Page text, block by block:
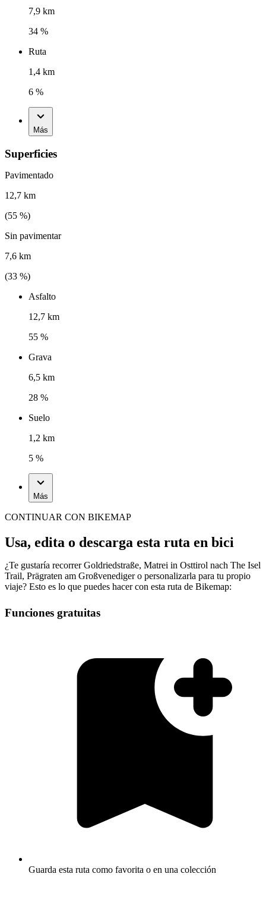
7,9 km
34 %
Ruta
1,4 km
6 %
Más
Superficies
Pavimentado
12,7 km
(55 %)
Sin pavimentar
7,6 km
(33 %)
Asfalto
12,7 km
55 %
Grava
6,5 km
28 %
Suelo
1,2 km
5 %
Más
CONTINUAR CON BIKEMAP
Usa, edita o descarga esta ruta en bici
¿Te gustaría recorrer Goldriedstraße, Matrei in Osttirol nach The Isel
Trail, Prägraten am Großvenediger o personalizarla para tu propio
viaje? Esto es lo que puedes hacer con esta ruta de Bikemap:
Funciones gratuitas
Guarda esta ruta como favorita o en una colección